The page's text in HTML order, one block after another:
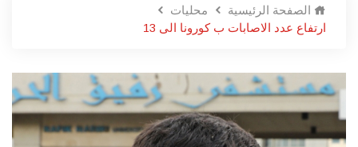
الصفحة الرئيسية
محليات
ارتفاع عدد الاصابات ب كورونا الى 13